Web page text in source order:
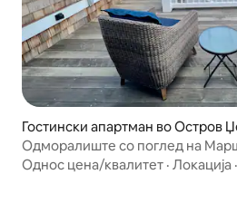
Гостински апартман во Остров
Одморалиште со поглед на
Бич и центарот на градот
Однос цена/квалитет · Локација ·